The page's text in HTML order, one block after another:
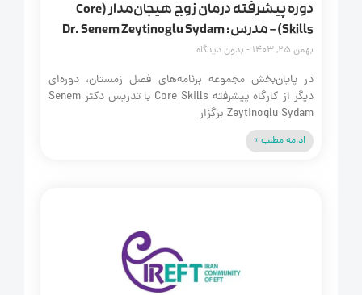
دوره پیشرفته درمان زوج هیجان‌مدار (Core
بدون دیدگاه
در پایان‌بخش مجموعه برنامه‌های فصل زمستان، دوره‌ای
دیگر از کارگاه پیشرفته Core Skills با تدریس دکتر Senem
Zeytinoglu Sydam برگزار
ادامه مطلب »